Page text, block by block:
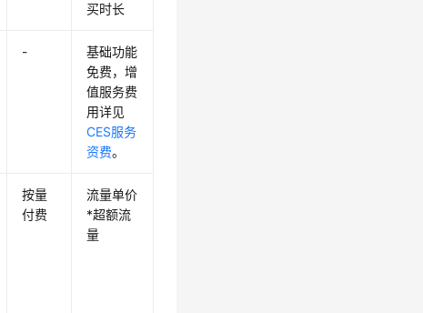
买时长
-
基础功能
免费，增
值服务费
用详见
CES服务
资费。
按量
付费
流量单价
*超额流
量